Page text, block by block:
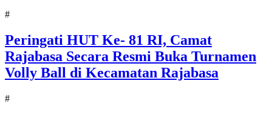
#
Peringati HUT Ke- 81 RI, Camat
Rajabasa Secara Resmi Buka Turnamen
Volly Ball di Kecamatan Rajabasa
#